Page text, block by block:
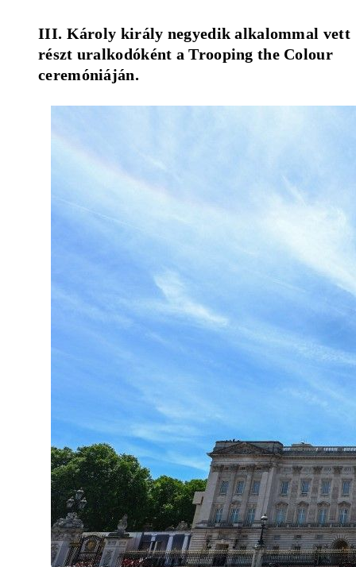
III. Károly király negyedik alkalommal vett
részt uralkodóként a Trooping the Colour
ceremóniáján.